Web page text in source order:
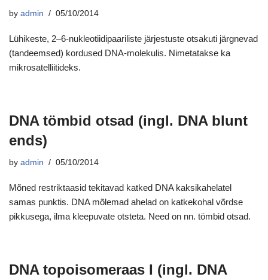
by admin 05/10/2014
Lühikeste, 2–6-nukleotiidipaariliste järjestuste otsakuti järgnevad
(tandeemsed) kordused DNA-molekulis. Nimetatakse ka
mikrosatelliitideks.
DNA tömbid otsad (ingl. DNA blunt
ends)
by admin 05/10/2014
Mõned restriktaasid tekitavad katked DNA kaksikahelatel
samas punktis. DNA mõlemad ahelad on katkekohal võrdse
pikkusega, ilma kleepuvate otsteta. Need on nn. tömbid otsad.
DNA topoisomeraas I (ingl. DNA